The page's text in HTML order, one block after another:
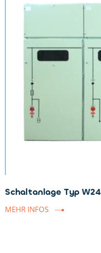
Schaltanlage Typ W24
MEHR INFOS